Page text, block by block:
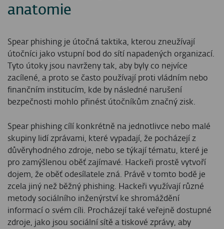
anatomie
Spear phishing je útočná taktika, kterou zneužívají
útočníci jako vstupní bod do sítí napadených organizací.
Tyto útoky jsou navrženy tak, aby byly co nejvíce
zacílené, a proto se často používají proti vládním nebo
finančním institucím, kde by následné narušení
bezpečnosti mohlo přinést útočníkům značný zisk.
Spear phishing cílí konkrétně na jednotlivce nebo malé
skupiny lidí zprávami, které vypadají, že pocházejí z
důvěryhodného zdroje, nebo se týkají tématu, které je
pro zamýšlenou oběť zajímavé. Hackeři prostě vytvoří
dojem, že oběť odesílatele zná. Právě v tomto bodě je
zcela jiný než běžný phishing. Hackeři využívají různé
metody sociálního inženýrství ke shromáždění
informací o svém cíli. Procházejí také veřejně dostupné
zdroje, jako jsou sociální sítě a tiskové zprávy, aby